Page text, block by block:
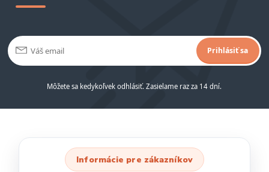
Prihlásiť sa
Môžete sa kedykoľvek odhlásiť. Zasielame raz za 14 dní.
Informácie pre zákazníkov